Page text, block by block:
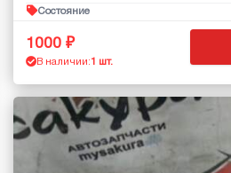
Состояние
1000
В наличии: 1 шт.